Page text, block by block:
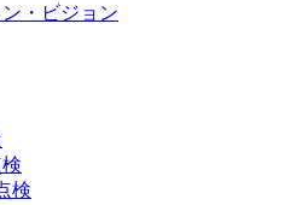
・ビジョン
検